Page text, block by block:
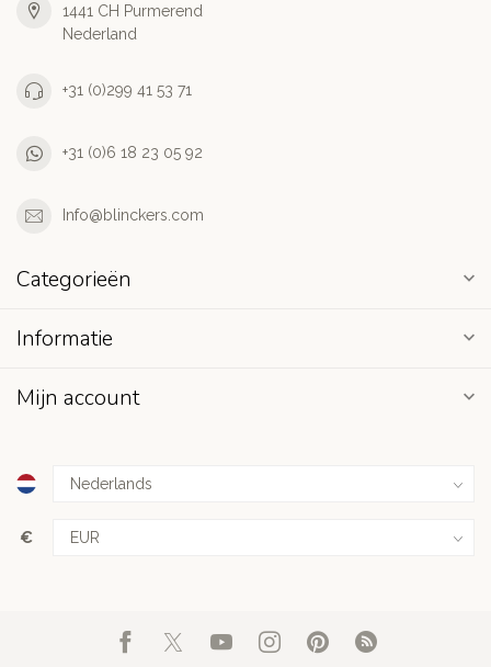
1441 CH Purmerend
Nederland
+31 (0)299 41 53 71
+31 (0)6 18 23 05 92
Info@blinckers.com
Categorieën
Informatie
Mijn account
€